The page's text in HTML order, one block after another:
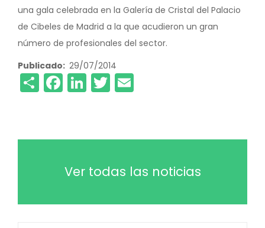
una gala celebrada en la Galería de Cristal del Palacio
de Cibeles de Madrid a la que acudieron un gran
número de profesionales del sector.
Publicado 29/07/2014
ShareFacebook
LinkedIn
Twitter
Ver todas las noticias